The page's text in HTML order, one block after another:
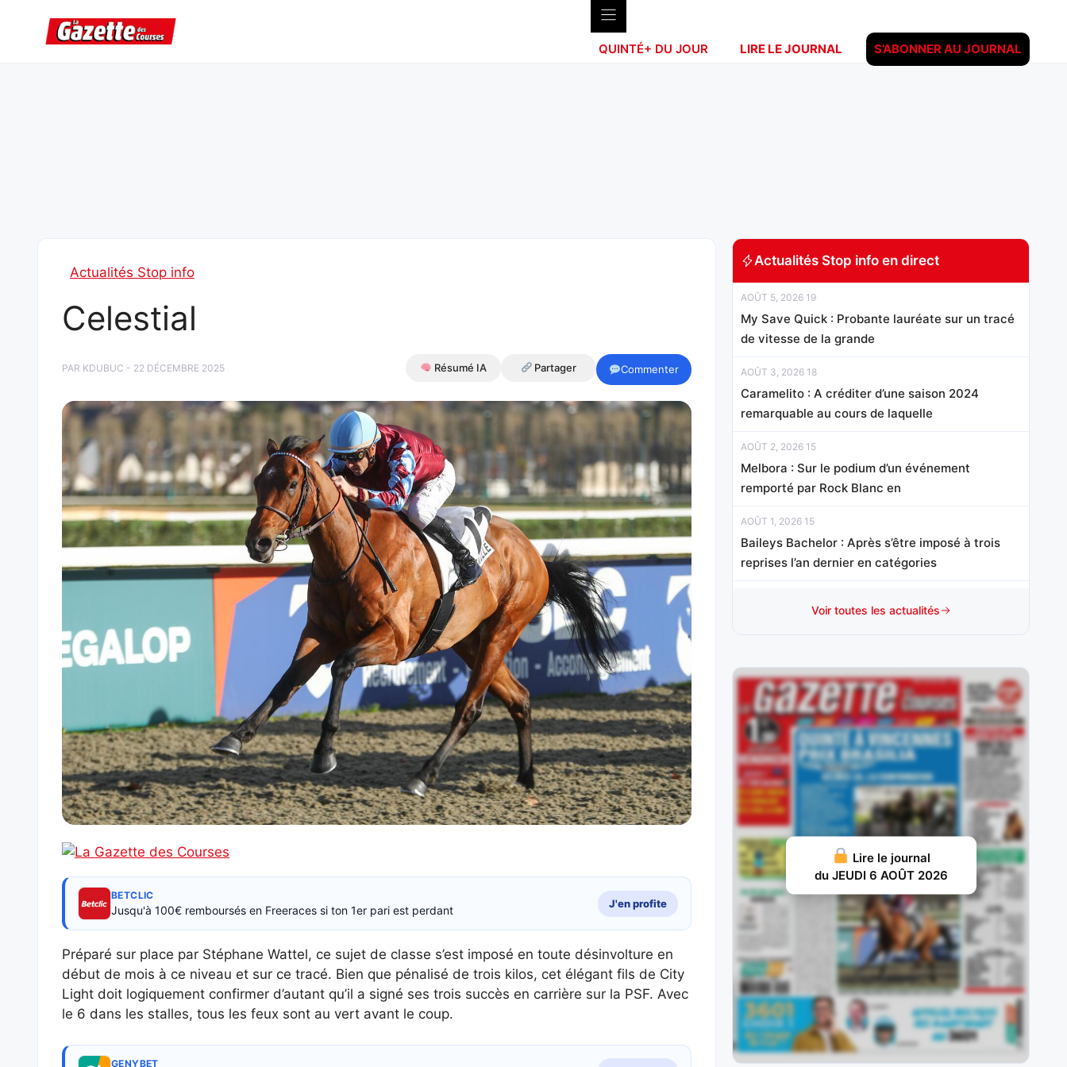
contenu
QUINTÉ+ DU JOUR LIRE LE JOURNAL S’ABONNER AU JOURNAL
Actualités Stop info
Celestial
PAR KDUBUC - 22 DÉCEMBRE 2025 Résumé IA Partager Commenter
BETCLIC
Jusqu'à 100€ remboursés en Freeraces si ton 1er pari est perdant
J'en profite
Préparé sur place par Stéphane Wattel, ce sujet de classe s’est imposé en toute désinvolture en
début de mois à ce niveau et sur ce tracé. Bien que pénalisé de trois kilos, cet élégant fils de City
Light doit logiquement confirmer d’autant qu’il a signé ses trois succès en carrière sur la PSF. Avec
le 6 dans les stalles, tous les feux sont au vert avant le coup.
GENYBET
Actualités Stop info en direct
AOÛT 5, 2026 19
My Save Quick : Probante lauréate sur un tracé
de vitesse de la grande
AOÛT 3, 2026 18
Caramelito : A créditer d’une saison 2024
remarquable au cours de laquelle
AOÛT 2, 2026 15
Melbora : Sur le podium d’un événement
remporté par Rock Blanc en
AOÛT 1, 2026 15
Baileys Bachelor : Après s’être imposé à trois
reprises l’an dernier en catégories
Hello Avenue : Elle a tenté sa chance sans
JUILLET 30, 2026 20
Joker Géma : Adepte de ce parcours où il est
reçu 4 sur
JUILLET 29, 2026 19
Tamyz : Il a échoué aux portes des places lors
de son
JUILLET 28, 2026 18
Jizou d’Etang : Exclusivement droitier en début
de carrière, il avait aligné les
JUILLET 27, 2026 18
Harper : Il avait réalisé un deuxième semestre
2022 de toute beauté,
JUILLET 26, 2026 16
Winteriscoming : Rapidement hissé au niveau
Groupe en haies, il a suivi
JUILLET 25, 2026 15
Voir toutes les actualités
Lire le journal
du JEUDI 6 AOÛT 2026